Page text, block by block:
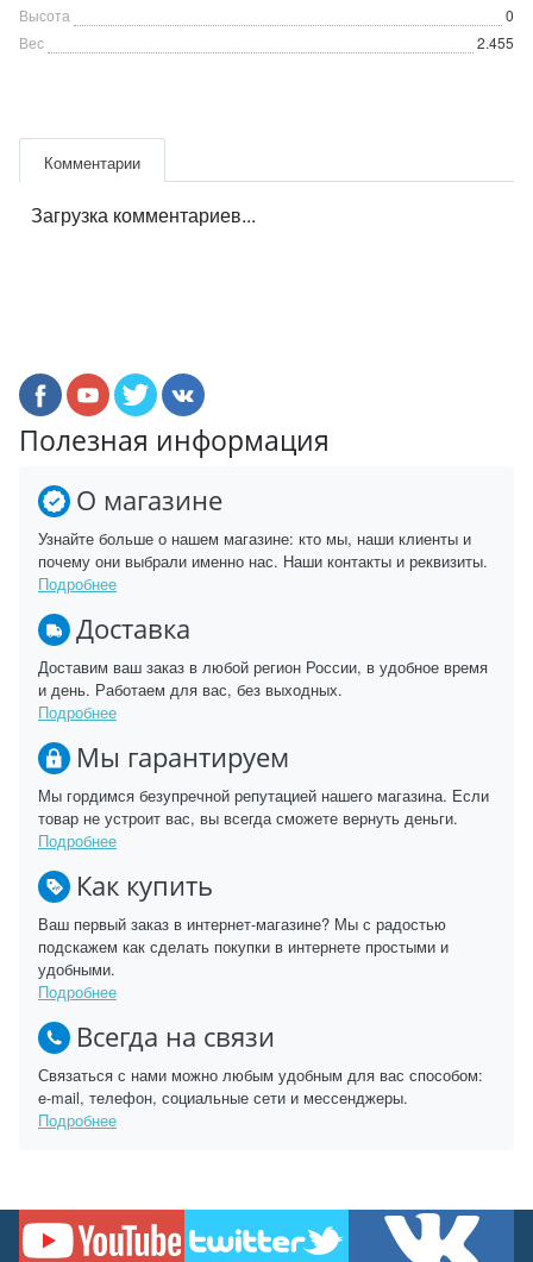
Высота
0
Вес
2.455
Комментарии
Загрузка комментариев...
Полезная информация
О магазине
Узнайте больше о нашем магазине: кто мы, наши клиенты и
почему они выбрали именно нас. Наши контакты и реквизиты.
Подробнее
Доставка
Доставим ваш заказ в любой регион России, в удобное время
и день. Работаем для вас, без выходных.
Подробнее
Мы гарантируем
Мы гордимся безупречной репутацией нашего магазина. Если
товар не устроит вас, вы всегда сможете вернуть деньги.
Подробнее
Как купить
Ваш первый заказ в интернет-магазине? Мы с радостью
подскажем как сделать покупки в интернете простыми и
удобными.
Подробнее
Всегда на связи
Связаться с нами можно любым удобным для вас способом:
e-mail, телефон, социальные сети и мессенджеры.
Подробнее